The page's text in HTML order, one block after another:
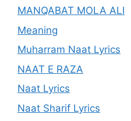
MANQABAT MOLA ALI
Meaning
Muharram Naat Lyrics
NAAT E RAZA
Naat Lyrics
Naat Sharif Lyrics